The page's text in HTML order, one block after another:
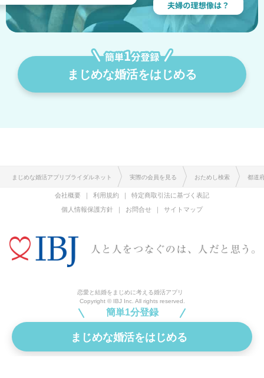
まじめな婚活をはじめる
簡単1分登録
まじめな婚活をはじめる
まじめな婚活アプリブライダルネット 実際の会員を見る おためし検索 都道
会社概要 利用規約
特定商取引法に基づく表記
個人情報保護方針
お問合せ サイトマップ
恋愛と結婚をまじめに考える婚活アプリ
Copyright © IBJ Inc. All rights reserved.